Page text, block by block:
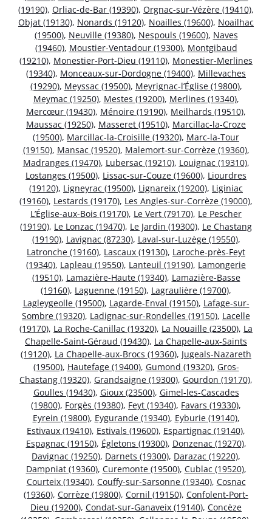
(19190), Orliac-de-Bar (19390), Orgnac-sur-Vézère (19410),
Objat (19130), Nonards (19120), Noailles (19600), Noailhac
(19500), Neuville (19380), Nespouls (19600), Naves
(19460), Moustier-Ventadour (19300), Montgibaud
(19210), Monestier-Port-Dieu (19110), Monestier-Merlines
(19340), Monceaux-sur-Dordogne (19400), Millevaches
(19290), Meyssac (19500), Meyrignac-l’Église (19800),
Meymac (19250), Mestes (19200), Merlines (19340),
Mercœur (19430), Ménoire (19190), Meilhards (19510),
Maussac (19250), Masseret (19510), Marcillac-la-Croze
(19500), Marcillac-la-Croisille (19320), Marc-la-Tour
(19150), Mansac (19520), Malemort-sur-Corrèze (19360),
Madranges (19470), Lubersac (19210), Louignac (19310),
Lostanges (19500), Lissac-sur-Couze (19600), Liourdres
(19120), Ligneyrac (19500), Lignareix (19200), Liginiac
(19160), Lestards (19170), Les Angles-sur-Corrèze (19000),
L’Église-aux-Bois (19170), Le Vert (79170), Le Pescher
(19190), Le Lonzac (19470), Le Jardin (19300), Le Chastang
(19190), Lavignac (87230), Laval-sur-Luzège (19550),
Latronche (19160), Lascaux (19130), Laroche-près-Feyt
(19340), Lapleau (19550), Lanteuil (19190), Lamongerie
(19510), Lamazière-Haute (19340), Lamazière-Basse
(19160), Laguenne (19150), Lagraulière (19700),
Lagleygeolle (19500), Lagarde-Enval (19150), Lafage-sur-
Sombre (19320), Ladignac-sur-Rondelles (19150), Lacelle
(19170), La Roche-Canillac (19320), La Nouaille (23500), La
Chapelle-Saint-Géraud (19430), La Chapelle-aux-Saints
(19120), La Chapelle-aux-Brocs (19360), Jugeals-Nazareth
(19500), Hautefage (19400), Gumond (19320), Gros-
Chastang (19320), Grandsaigne (19300), Gourdon (19170),
Goulles (19430), Gioux (23500), Gimel-les-Cascades
(19800), Forgès (19380), Feyt (19340), Favars (19330),
Eyrein (19800), Eygurande (19340), Eyburie (19140),
Estivaux (19410), Estivals (19600), Espartignac (19140),
Espagnac (19150), Égletons (19300), Donzenac (19270),
Davignac (19250), Darnets (19300), Darazac (19220),
Dampniat (19360), Curemonte (19500), Cublac (19520),
Courteix (19340), Couffy-sur-Sarsonne (19340), Cosnac
(19360), Corrèze (19800), Cornil (19150), Confolent-Port-
Dieu (19200), Condat-sur-Ganaveix (19140), Concèze